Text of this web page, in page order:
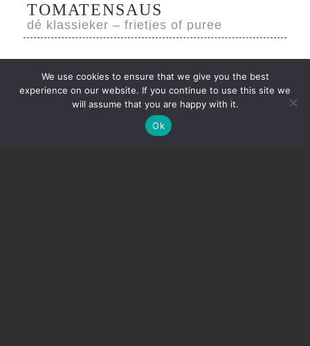
TOMATENSAUS
dé klassieker – frietjes of puree
We use cookies to ensure that we give you the best
experience on our website. If you continue to use this site we
will assume that you are happy with it.
Ok